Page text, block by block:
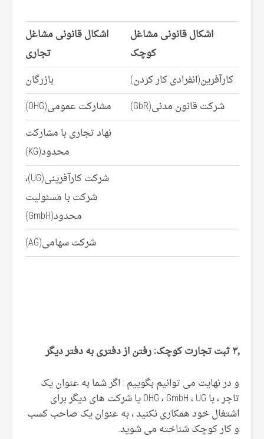
اشکال قانونی مشاغل
کوچک
اشکال قانونی مشاغل
تجاری
کارآفرین(انفرادی کار کردن)
بازرگان
شرکت قانون مدنی(GbR)
مشارکت عمومی(OHG)
نهاد تجاری با مشارکت
محدود(KG)
شرکت کارآفرینی(UG)،
شرکت با مسئولیت
محدود(GmbH)
شرکت سهامی(AG)
۳٫ ثبت تجارت کوچک: رفتن از دفتری به دفتر دیگر
و در نهایت می توانیم بگوییم : اگر شما به عنوان یک
تاجر ، با OHG ، GmbH ، UG یا شرکت های دیگر برای
اشتغال خود همکاری نکنید ، به عنوان یک صاحب کسب
و کار کوچک شناخته می شوید.